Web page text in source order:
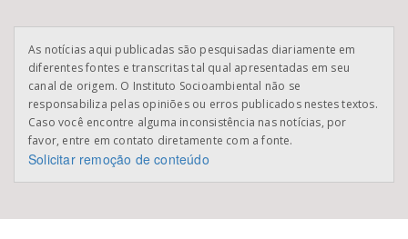
As notícias aqui publicadas são pesquisadas diariamente em
diferentes fontes e transcritas tal qual apresentadas em seu
canal de origem. O Instituto Socioambiental não se
responsabiliza pelas opiniões ou erros publicados nestes textos.
Caso você encontre alguma inconsistência nas notícias, por
favor, entre em contato diretamente com a fonte.
Solicitar remoção de conteúdo